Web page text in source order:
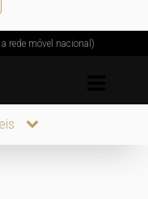
rede móvel nacional)